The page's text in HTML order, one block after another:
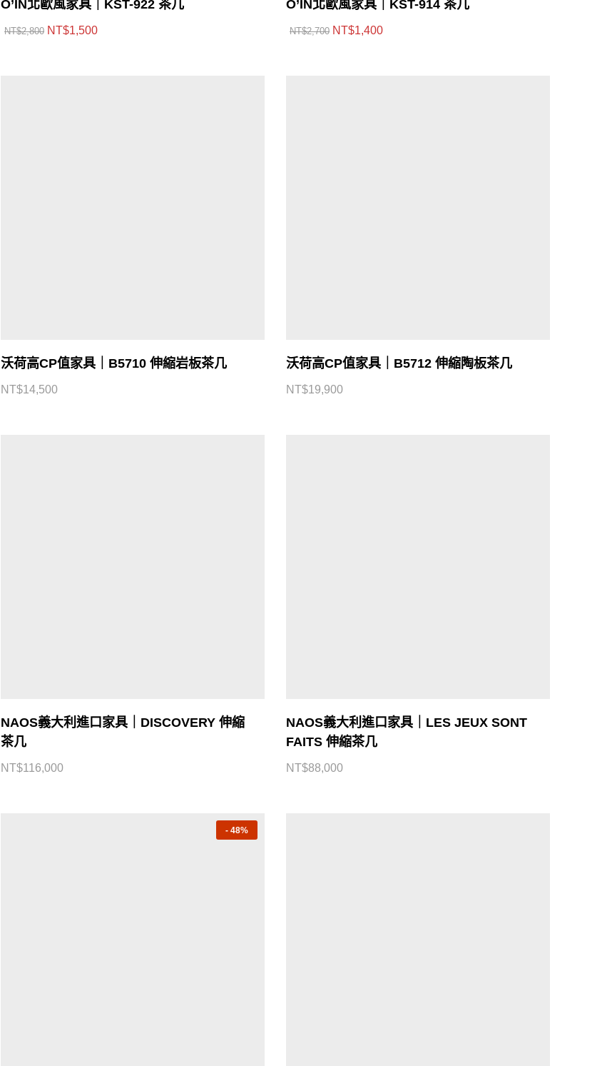
O’IN北歐風家具｜KST-922 茶几
NT$2,800 NT$1,500
O’IN北歐風家具｜KST-914 茶几
NT$2,700 NT$1,400
沃荷高CP值家具｜B5710 伸縮岩板茶几
NT$14,500
沃荷高CP值家具｜B5712 伸縮陶板茶几
NT$19,900
NAOS義大利進口家具｜DISCOVERY 伸縮
茶几
NT$116,000
NAOS義大利進口家具｜LES JEUX SONT
FAITS 伸縮茶几
NT$88,000
- 48%